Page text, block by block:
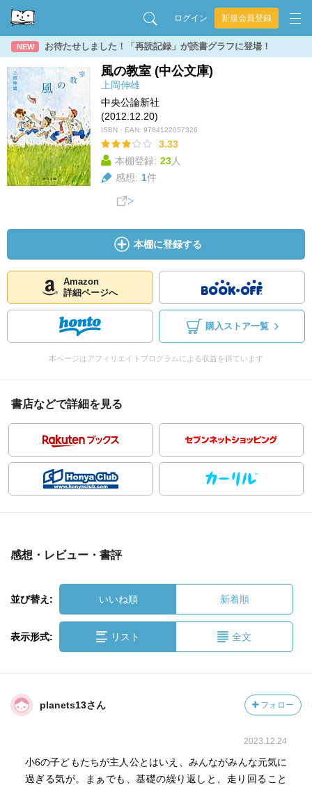
ログイン 新規会員登録
NEW お待たせしました！「再読記録」が読書グラフに登場！
風の教室 (中公文庫)
上岡伸雄
中央公論新社
(2012.12.20)
ISBN・EAN: 9784122057326
3.33
本棚登録: 23人
感想: 1件
本棚に登録する
Amazon
詳細ページへ
購入ストア一覧
本ページはアフィリエイトプログラムによる収益を得ています
書店などで詳細を見る
感想・レビュー・書評
並び替え: いいね順 新着順
表示形式: リスト 全文
planets13さん フォロー
2023.12.24
小6の子どもたちが主人公とはいえ、みんながみんな元気に
過ぎる気が。まぁでも、基礎の繰り返しと、走り回ること